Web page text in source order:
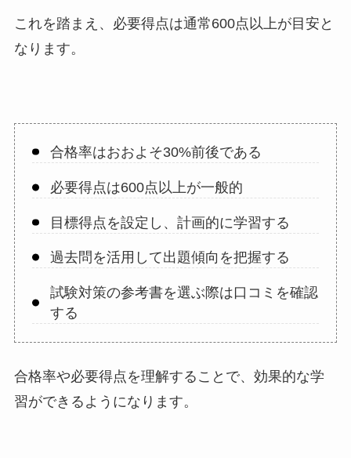
これを踏まえ、必要得点は通常600点以上が目安と
なります。
合格率はおおよそ30%前後である
必要得点は600点以上が一般的
目標得点を設定し、計画的に学習する
過去問を活用して出題傾向を把握する
試験対策の参考書を選ぶ際は口コミを確認
する
合格率や必要得点を理解することで、効果的な学
習ができるようになります。